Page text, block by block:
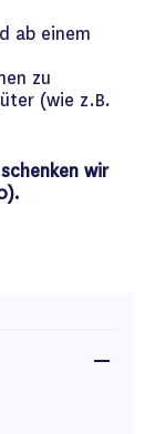
ab einem
zu
(wie z.B.
wir